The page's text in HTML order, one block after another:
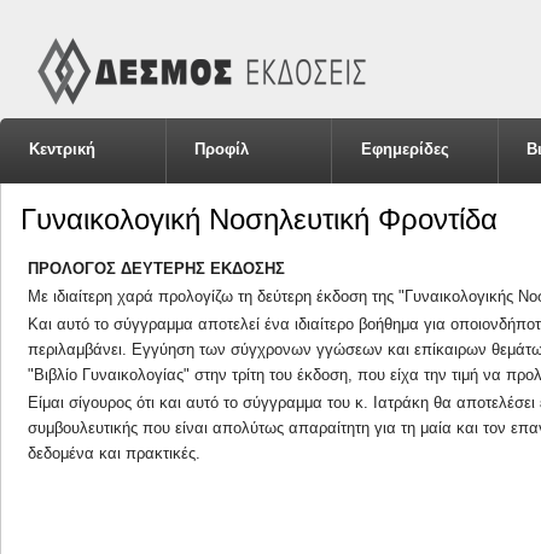
Κεντρική Προφίλ Εφημερίδες
Γυναικολογική Νοσηλευτική Φροντίδα
ΠΡΟΛΟΓΟΣ ΔΕΥΤΕΡΗΣ ΕΚΔΟΣΗΣ
Με ιδιαίτερη χαρά προλογίζω τη δεύτερη έκδοση της "Γυναικολογικής
Και αυτό το σύγγραμμα αποτελεί ένα ιδιαίτερο βοήθημα για
περιλαμβάνει. Εγγύηση των σύγχρονων γγώσεων και επίκαιρων
"Βιβλίο Γυναικολογίας" στην τρίτη του έκδοση, που είχα την τιμή να
Είμαι σίγουρος ότι και αυτό το σύγγραμμα του κ. Ιατράκη θα
συμβουλευτικής που είναι απολύτως απαραίτητη για τη μαία και τον
δεδομένα και πρακτικές.